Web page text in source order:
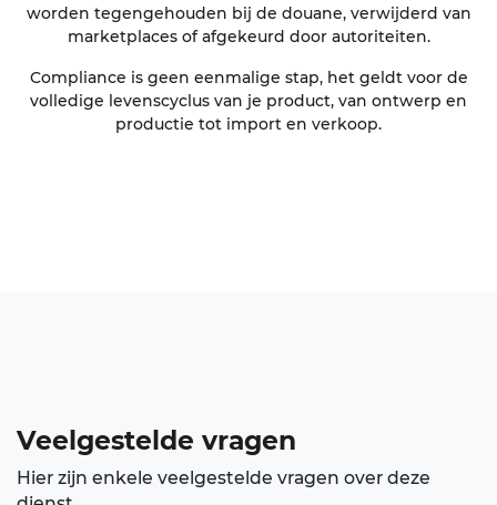
worden tegengehouden bij de douane, verwijderd van
marketplaces of afgekeurd door autoriteiten.
Compliance is geen eenmalige stap, het geldt voor de
volledige levenscyclus van je product, van ontwerp en
productie tot import en verkoop.
Veelgestelde vragen
Hier zijn enkele veelgestelde vragen over deze